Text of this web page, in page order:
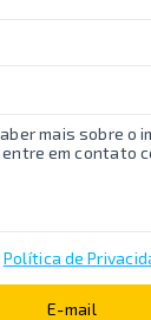
Política de
E-mail